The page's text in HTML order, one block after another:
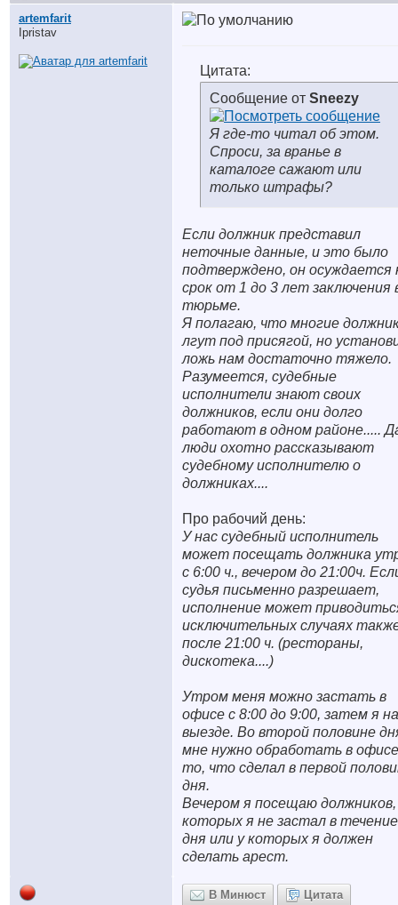
artemfarit
Ipristav
Цитата:
Сообщение от Sneezy
Я где-то читал об этом.
Спроси, за вранье в
каталоге сажают или
только штрафы?
Если должник представил
неточные данные, и это было
подтверждено, он осуждается
срок от 1 до 3 лет заключения
тюрьме.
Я полагаю, что многие
лгут под присягой, но
ложь нам достаточно тяжело.
Разумеется, судебные
исполнители знают своих
должников, если они долго
работают в одном районе.....
люди охотно рассказывают
судебному исполнителю о
должниках....
Про рабочий день:
У нас судебный исполнитель
может посещать должника
с 6:00 ч., вечером до 21:00ч.
судья письменно разрешает,
исполнение может
исключительных случаях
после 21:00 ч. (рестораны,
дискотека....)
Утром меня можно застать в
офисе с 8:00 до 9:00, затем я на
выезде. Во второй половине
мне нужно обработать в офисе
то, что сделал в первой
дня.
Вечером я посещаю должников,
которых я не застал в течение
дня или у которых я должен
сделать арест.
В Минюст
Цитата